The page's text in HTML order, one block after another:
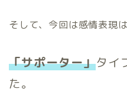
そして、今回は感情表現
「サポーター」タイ
た。